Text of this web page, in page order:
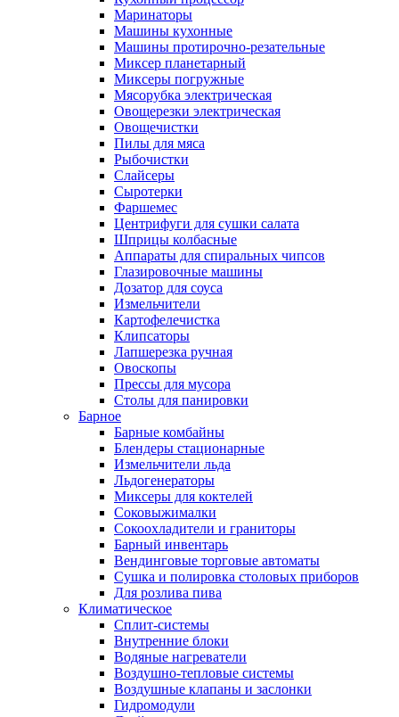
Маринаторы
Машины кухонные
Машины протирочно-резательные
Миксер планетарный
Миксеры погружные
Мясорубка электрическая
Овощерезки электрическая
Овощечистки
Пилы для мяса
Рыбочистки
Слайсеры
Сыротерки
Фаршемес
Центрифуги для сушки салата
Шприцы колбасные
Аппараты для спиральных чипсов
Глазировочные машины
Дозатор для соуса
Измельчители
Картофелечистка
Клипсаторы
Лапшерезка ручная
Овоскопы
Прессы для мусора
Столы для панировки
Барное
Барные комбайны
Блендеры стационарные
Измельчители льда
Льдогенераторы
Миксеры для коктелей
Соковыжималки
Сокоохладители и граниторы
Барный инвентарь
Вендинговые торговые автоматы
Сушка и полировка столовых приборов
Для розлива пива
Климатическое
Сплит-системы
Внутренние блоки
Водяные нагреватели
Воздушно-тепловые системы
Воздушные клапаны и заслонки
Гидромодули